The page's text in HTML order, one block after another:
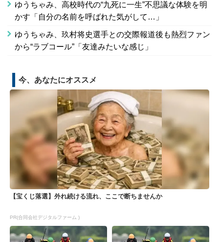
ゆうちゃみ、高校時代の“九死に一生”不思議な体験を明
かす「自分の名前を呼ばれた気がして…」
ゆうちゃみ、玖村将史選手との交際報道後も熱烈ファン
から“ラブコール”「友達みたいな感じ」
今、あなたにオススメ
【宝くじ落選】外れ続ける流れ、ここで断ちませんか
PR(合同会社デジタルファーム )